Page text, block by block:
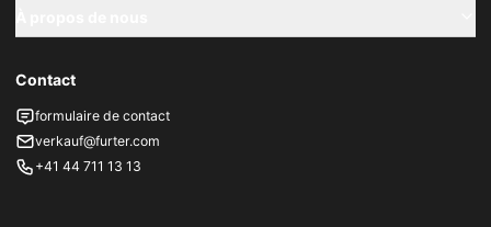
Contact
formulaire de contact
verkauf@furter.com
+41 44 711 13 13